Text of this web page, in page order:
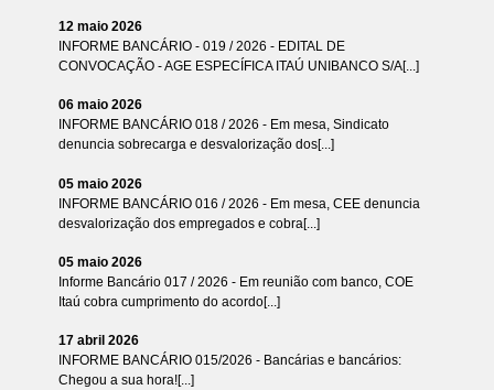
12 maio 2026
INFORME BANCÁRIO - 019 / 2026 - EDITAL DE
CONVOCAÇÃO - AGE ESPECÍFICA ITAÚ UNIBANCO S/A[...]
06 maio 2026
INFORME BANCÁRIO 018 / 2026 - Em mesa, Sindicato
denuncia sobrecarga e desvalorização dos[...]
05 maio 2026
INFORME BANCÁRIO 016 / 2026 - Em mesa, CEE denuncia
desvalorização dos empregados e cobra[...]
05 maio 2026
Informe Bancário 017 / 2026 - Em reunião com banco, COE
Itaú cobra cumprimento do acordo[...]
17 abril 2026
INFORME BANCÁRIO 015/2026 - Bancárias e bancários:
Chegou a sua hora![...]